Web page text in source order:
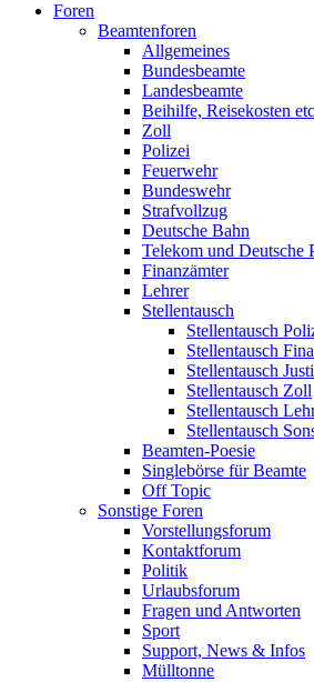
Foren
Beamtenforen
Allgemeines
Bundesbeamte
Landesbeamte
Beihilfe, Reisekosten
Zoll
Polizei
Feuerwehr
Bundeswehr
Strafvollzug
Deutsche Bahn
Telekom und Deutsche
Finanzämter
Lehrer
Stellentausch
Stellentausch
Stellentausch
Stellentausch
Stellentausch Zoll
Stellentausch
Stellentausch
Beamten-Poesie
Singlebörse für Beamte
Off Topic
Sonstige Foren
Vorstellungsforum
Kontaktforum
Politik
Urlaubsforum
Fragen und Antworten
Sport
Support, News & Infos
Mülltonne